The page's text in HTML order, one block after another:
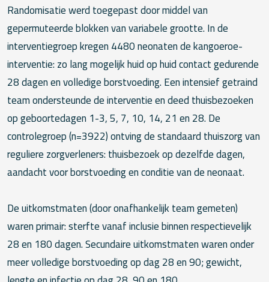
Randomisatie werd toegepast door middel van
gepermuteerde blokken van variabele grootte. In de
interventiegroep kregen 4480 neonaten de kangoeroe-
interventie: zo lang mogelijk huid op huid contact gedurende
28 dagen en volledige borstvoeding. Een intensief getraind
team ondersteunde de interventie en deed thuisbezoeken
op geboortedagen 1-3, 5, 7, 10, 14, 21 en 28. De
controlegroep (n=3922) ontving de standaard thuiszorg van
reguliere zorgverleners: thuisbezoek op dezelfde dagen,
aandacht voor borstvoeding en conditie van de neonaat.
De uitkomstmaten (door onafhankelijk team gemeten)
waren primair: sterfte vanaf inclusie binnen respectievelijk
28 en 180 dagen. Secundaire uitkomstmaten waren onder
meer volledige borstvoeding op dag 28 en 90; gewicht,